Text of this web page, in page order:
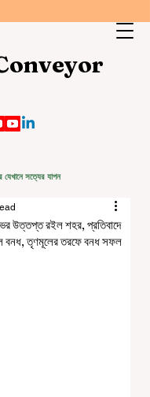
যেখানে সত্যের যাপন
উত্তপ্ত রইল শহর, প্রতিবাদে
বনধ, তৃণমূলের তরফে বনধ সফল
of 5 stars.